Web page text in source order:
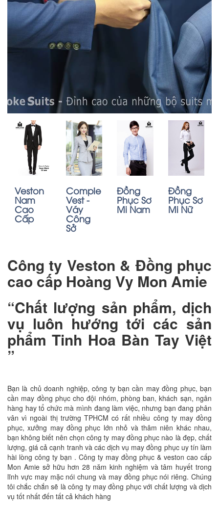
Veston
Nam
Cao
Cấp
Comple
Vest -
Váy
Công
Sở
Đồng
Phục Sơ
Mi Nam
Đồng
Phục Sơ
Mi Nữ
Công ty Veston & Đồng phục
cao cấp Hoàng Vy Mon Amie
“Chất lượng sản phẩm, dịch
vụ luôn hướng tới các sản
phẩm Tinh Hoa Bàn Tay Việt
”
Bạn là chủ doanh nghiệp, công ty bạn cần may đồng phục, bạn
cần may đồng phục cho đội nhóm, phòng ban, khách sạn, ngân
hàng hay tổ chức mà mình đang làm việc, nhưng bạn đang phân
vân vì ngoài thị trường TPHCM có rất nhiều công ty may đồng
phục, xưởng may đồng phục lớn nhỏ và thâm niên khác nhau,
bạn không biết nên chọn công ty may đồng phục nào là đẹp, chất
lượng, giá cả cạnh tranh và các dịch vụ may đồng phục uy tín làm
hài lòng công ty bạn . Công ty may đồng phục & veston cao cấp
Mon Amie sở hữu hơn 28 năm kinh nghiệm và tâm huyết trong
lĩnh vực may mặc nói chung và may đồng phục nói riêng. Chúng
tôi chắc chắn sẽ là công ty may đồng phục với chất lượng và dịch
vụ tốt nhất đến tất cả khách hàng